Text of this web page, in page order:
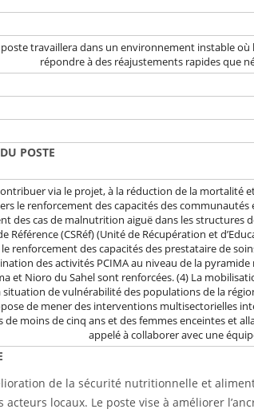
travaillera dans un environnement instable
répondre à des réajustements rapides que
DU
de la sécurité nutritionnelle et
acteurs locaux. Le poste vise à améliorer